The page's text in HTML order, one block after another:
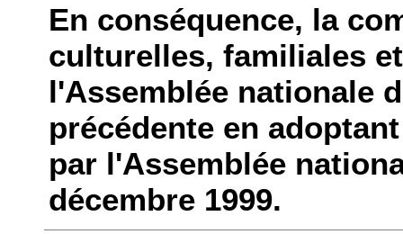
En conséquence, la
culturelles, familiales
l'Assemblée nationale
précédente en
par l'Assemblée
décembre 1999.